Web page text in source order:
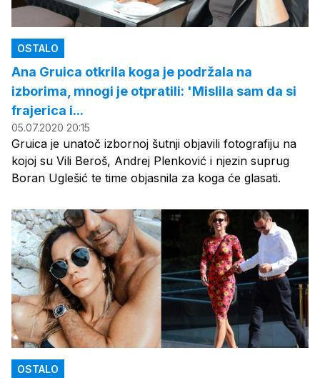
OSTALO
Ana Gruica otkrila koga je podržala na
izborima, mnogi je otpratili: 'Mislila sam da si
frajerica i...
05.07.2020 20:15
Gruica je unatoč izbornoj šutnji objavili fotografiju na
kojoj su Vili Beroš, Andrej Plenković i njezin suprug
Boran Uglešić te time objasnila za koga će glasati.
OSTALO